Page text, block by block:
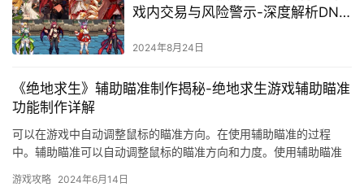
戏内交易与风险警示-深度解析DNF
衡的影响
2024年8月24日
《绝地求生》辅助瞄准制作揭秘-绝地求生游戏辅助瞄准
功能制作详解
可以在游戏中自动调整鼠标的瞄准方向。在使用辅助瞄准的过程
中。辅助瞄准可以自动调整鼠标的瞄准方向和力度。使用辅助瞄准
游戏攻略 2024年6月14日